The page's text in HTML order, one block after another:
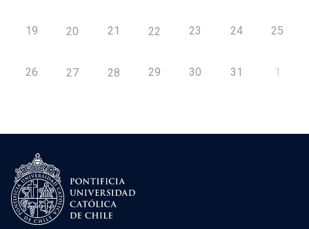
19 20 21 22 23 24 25
26 27 28 29 30 31 1